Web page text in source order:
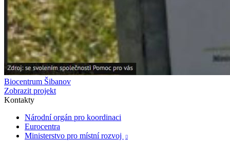
Biocentrum Šibanov
Zobrazit projekt
Kontakty
Národní orgán pro koordinaci
Eurocentra
Ministerstvo pro místní rozvoj
